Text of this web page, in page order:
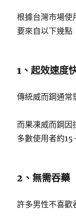
根據台灣市場使
要來自以下幾點
1、起效速度
傳統威而鋼通
而果凍威而鋼因
多數使用者約
2、無需吞藥
許多男性不喜歡